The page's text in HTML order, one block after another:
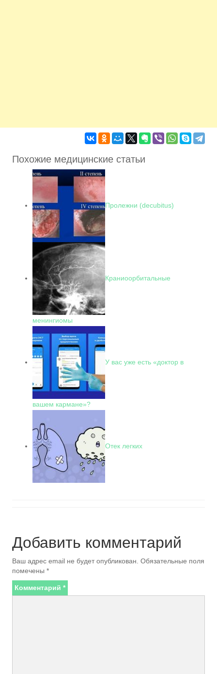
Похожие медицинские статьи
Пролежни (decubitus)
Краниоорбитальные
менингиомы
У вас уже есть «доктор в
вашем кармане»?
Отек легких
Добавить комментарий
Ваш адрес email не будет опубликован. Обязательные поля
помечены *
Комментарий *